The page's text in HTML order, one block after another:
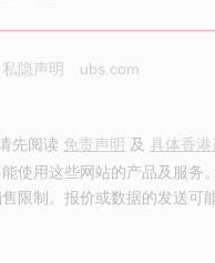
私隐声明 ubs.com
先阅读 免责声明 及 具体香港
使用这些网站的产品及服务
限制。报价或数据的发送可